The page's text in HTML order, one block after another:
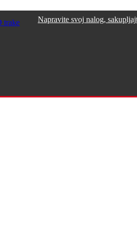
svoj nalog, sakupljajte poene i
trake